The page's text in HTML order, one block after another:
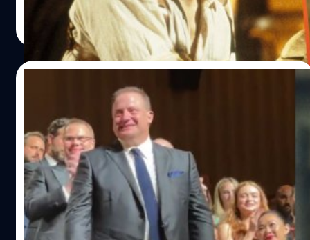
ประภาส อยู่เย็น | 1434 days ago
Read More
Brendan Fraser น้ำตาคลอหลัง ‘The Whale’
ได้รับเสียงปรบมือกว่า 6 นาที ในเทศกาล
ภาพยนตร์เวนิส
เบรนแดน เฟรเซอร์ (Brendan Fraser) ที่กลับมารับบทนำใน
รอบหลายปีได้รับต้อนรับอย่างยิ่งใหญ่ในเทศกาลภาพยนตร์
เวนิส 2022 จนเขากลั้นน้ำตาไว้ไม่อยู่
ลลิตา คงสด | 1434 days ago